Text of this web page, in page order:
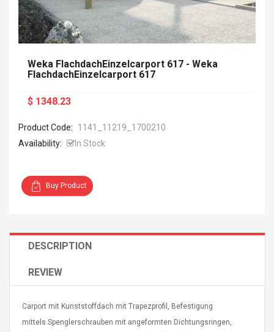
Sole
Asics Tiger Gel-Kayano
Weka FlachdachEinzelcarport 617 - Weka
FlachdachEinzelcarport 617
$ 1348.23
Product Code:
1141_11219_1700210
Availability:
In Stock
Buy Product
DESCRIPTION
REVIEW
Carport mit Kunststoffdach mit Trapezprofil, Befestigung
mittels Spenglerschrauben mit angeformten Dichtungsringen,